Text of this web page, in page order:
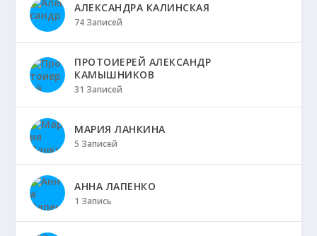
АЛЕКСАНДРА КАЛИНСКАЯ
74 Записей
ПРОТОИЕРЕЙ АЛЕКСАНДР
КАМЫШНИКОВ
31 Записей
МАРИЯ ЛАНКИНА
5 Записей
АННА ЛАПЕНКО
1 Запись